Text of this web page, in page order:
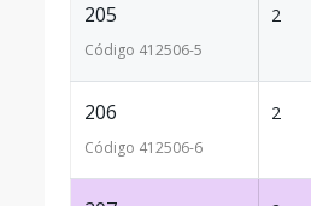
205
Código 412506-5
2
206
Código 412506-6
2